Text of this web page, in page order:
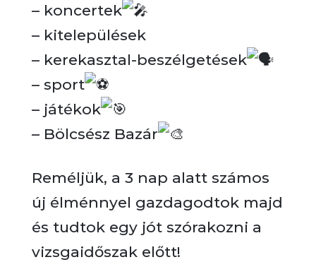
– koncertek
– kitelepülések
– kerekasztal-beszélgetések
– sport
– játékok
– Bölcsész Bazár
Reméljük, a 3 nap alatt számos
új élménnyel gazdagodtok majd
és tudtok egy jót szórakozni a
vizsgaidőszak előtt!